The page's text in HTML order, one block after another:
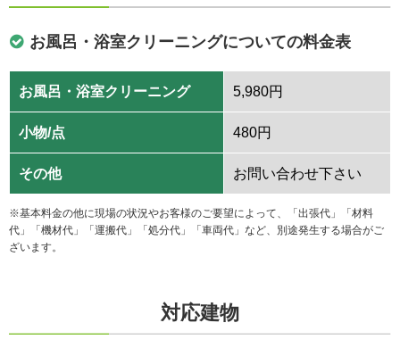
お風呂・浴室クリーニングについての料金表
お風呂・浴室クリーニング 5,980円
小物/点 480円
その他 お問い合わせ下さい
※基本料金の他に現場の状況やお客様のご要望によって、「出張代」「材料
代」「機材代」「運搬代」「処分代」「車両代」など、別途発生する場合がご
ざいます。
対応建物